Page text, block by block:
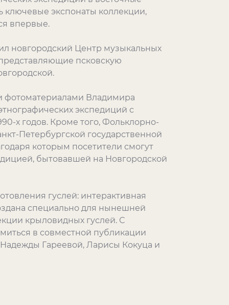
ключевые экспонаты коллекции,
впервые.
новгородский Центр музыкальных
псковскую
фотоматериалами Владимира
экспедиций с
х годов. Кроме того, Фольклорно-
Петербургской государственной
которым посетители смогут
бытовавшей на Новгородской
гуслей: интерактивная
специально для нынешней
крыловидных гуслей. С
в совместной публикации
Гареевой, Ларисы Кокуца и